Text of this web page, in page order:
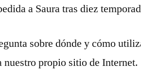
a Saura tras diez
sobre dónde y cómo
nuestro propio sitio de Internet.